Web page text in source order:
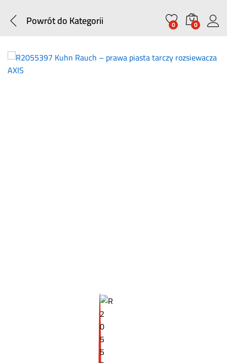
Powrót doKategorii 0 0